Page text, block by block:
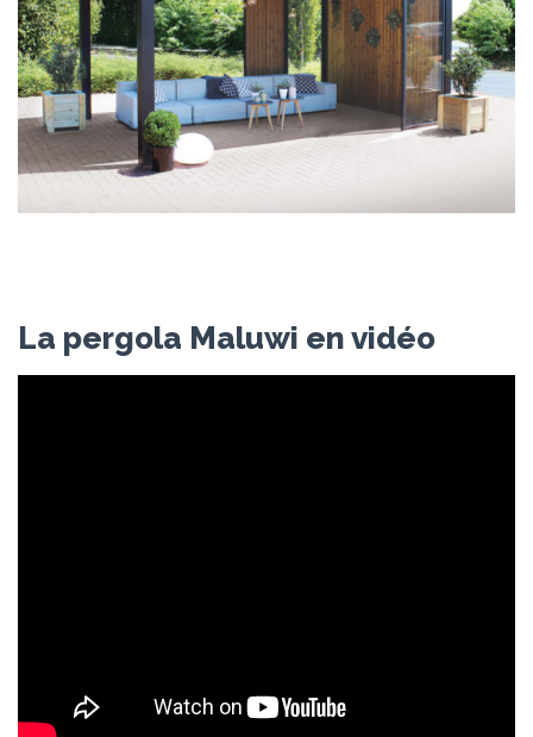
La pergola Maluwi en vidéo